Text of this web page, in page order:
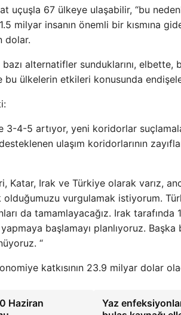
uçuşla 67 ülkeye ulaşabilir, “bu
milyar insanın önemli bir kısmına
dolar.
alternatifler sunduklarını,
ülkelerin etkileri konusunda
3-4-5 artıyor, yeni koridorlar
ulaşım koridorlarının
Katar, Irak ve Türkiye olarak varız,
olduğumuzu vurgulamak istiyorum.
da tamamlayacağız. Irak
yapmaya başlamayı planlıyoruz.
“
katkısının 23.9 milyar dolar
Haziran
Yaz